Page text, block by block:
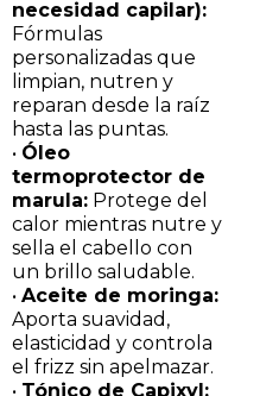
necesidad capilar):
Fórmulas
personalizadas que
limpian, nutren y
reparan desde la raíz
hasta las puntas.
• Óleo
termoprotector de
marula: Protege del
calor mientras nutre y
sella el cabello con
un brillo saludable.
•Aceite de moringa:
Aporta suavidad,
elasticidad y controla
el frizz sin apelmazar.
• Tónico de Capixyl: